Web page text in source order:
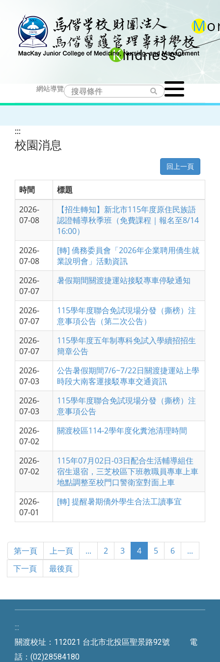
容
網站導覽
Toggle
navigation
:::
校園消息
回上一頁
時間
標題
2026-
07-08
【招生轉知】新北市115年度原住民族語
認證輔導秋季班（免費課程｜報名至8/14
16:00）
2026-
07-08
[轉] 僑務委員會「2026年企業聘用僑生就
業說明會」活動資訊
2026-
07-07
暑假期間關渡捷運站接駁專車停駛通知
2026-
07-07
115學年度聯合免試現場分發（撕榜）注
意事項公告（第二次公告）
2026-
07-07
115學年度五年制專科免試入學續招招生
簡章公告
2026-
07-03
公告暑假期間7/6~7/22日關渡捷運站上學
時段大南客運接駁專車交通資訊
2026-
07-03
115學年度聯合免試現場分發（撕榜）注
意事項公告
2026-
07-02
關渡校區114-2學年度化糞池清理時間
2026-
07-02
115年07月02日-03日配合生活輔導組住
宿生退宿，三芝校區下班教職員專車上車
地點調整至校門口警衛室對面上車
2026-
07-01
[轉] 提醒暑期僑外學生合法工讀事宜
第一頁 上一頁 ... 2 3 4 5 6
...
下一頁
最後頁
:::
關渡校址：112021 台北市北投區聖景路92號 電
話：(02)28584180